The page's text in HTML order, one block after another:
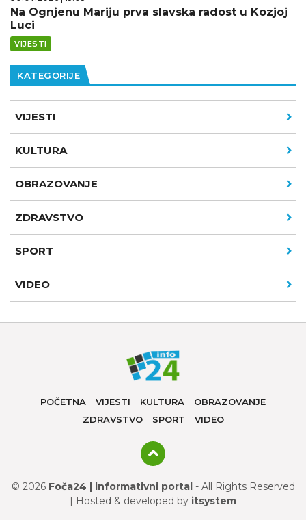
Na Ognjenu Mariju prva slavska radost u Kozjoj
Luci
VIJESTI
KATEGORIJE
VIJESTI
KULTURA
OBRAZOVANJE
ZDRAVSTVO
SPORT
VIDEO
POČETNA VIJESTI KULTURA
OBRAZOVANJE
ZDRAVSTVO
SPORT VIDEO
© 2026 Foča24 | informativni portal- All Rights Reserved
| Hosted & developed by itsystem